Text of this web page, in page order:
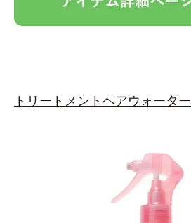
トリートメントヘアウォーター